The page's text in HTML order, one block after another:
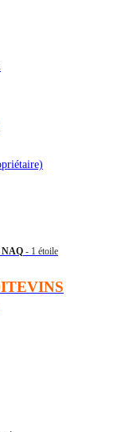
NAQ - 1 étoile